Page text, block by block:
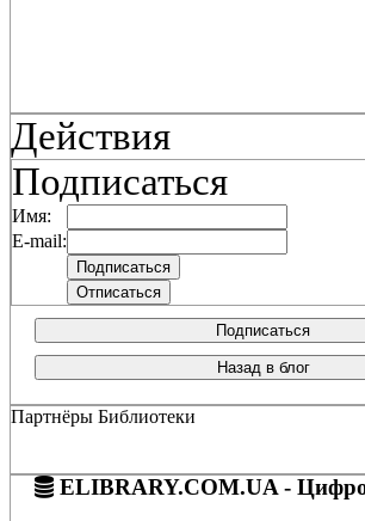
Действия
Подписаться
Имя:
E-mail:
Подписаться
Назад в блог
Партнёры Библиотеки
ELIBRARY.COM.UA -